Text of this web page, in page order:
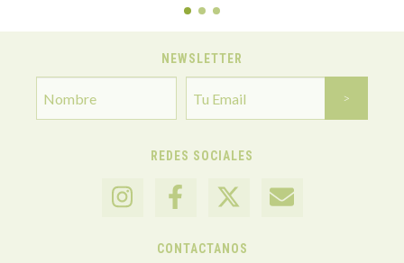
NEWSLETTER
REDES SOCIALES
CONTACTANOS